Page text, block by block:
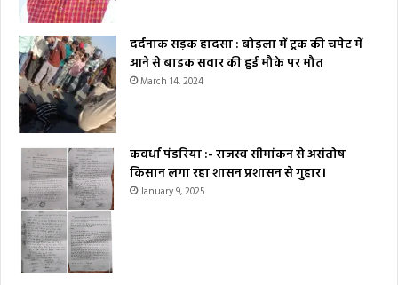
दर्दनाक सड़क हादसा : बोड़ला में ट्रक की चपेट में
आने से बाइक सवार की हुई मौके पर मौत
March 14, 2024
कवर्धा पंडरिया :- राजस्व सीमांकन से असंतोष
किसान लगा रहा शासन प्रशासन से गुहार।
January 9, 2025